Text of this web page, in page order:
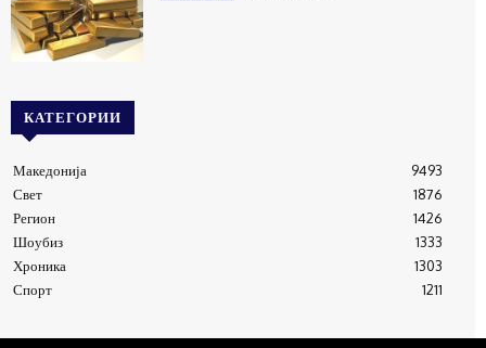
КАТЕГОРИИ
Македонија
9493
Свет
1876
Регион
1426
Шоубиз
1333
Хроника
1303
Спорт
1211